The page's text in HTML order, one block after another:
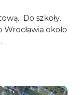
Do szkoły,
około